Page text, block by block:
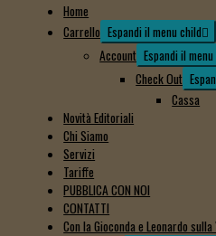
Home
Carrello Espandi il menu child
Account Espandi il
Check Out
Cassa
Novità Editoriali
Chi Siamo
Servizi
Tariffe
PUBBLICA CON NOI
CONTATTI
Con la Gioconda e Leonardo